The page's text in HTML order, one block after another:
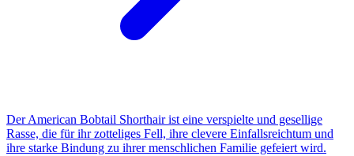
Der American Bobtail Shorthair ist eine verspielte und gesellige
Rasse, die für ihr zotteliges Fell, ihre clevere Einfallsreichtum und
ihre starke Bindung zu ihrer menschlichen Familie gefeiert wird.